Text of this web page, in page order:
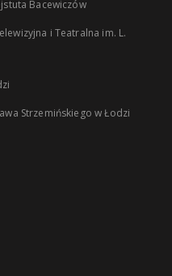
Bacewiczów
i Teatralna im. L.
Strzemińskiego w Łodzi